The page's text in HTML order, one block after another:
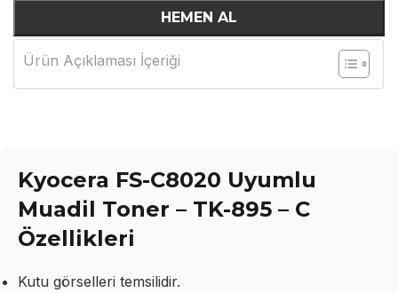
HEMEN AL
Ürün Açıklaması İçeriği
Kyocera FS-C8020 Uyumlu
Muadil Toner – TK-895 – C
Özellikleri
Kutu görselleri temsilidir.